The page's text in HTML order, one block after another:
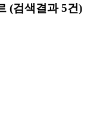
(검색결과 5건)